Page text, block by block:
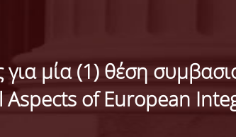
μία (1) θέση
Aspects of European